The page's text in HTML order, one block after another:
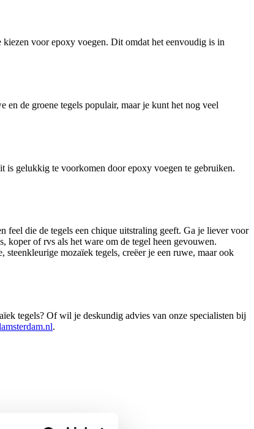
voor epoxy voegen. Dit omdat het eenvoudig is in
de groene tegels populair, maar je kunt het nog veel
is gelukkig te voorkomen door epoxy voegen te gebruiken.
feel die de tegels een chique uitstraling geeft. Ga je liever voor
koper of rvs als het ware om de tegel heen gevouwen.
mozaïek tegels, creëer je een ruwe, maar ook
tegels? Of wil je deskundig advies van onze specialisten bij
.